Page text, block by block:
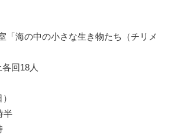
海の中の小さな生き物たち（チリメ
回18人
半